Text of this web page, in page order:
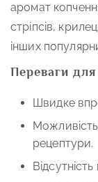
аромат
стріпсів,
інших
Переваги для
Швидке
рецептури.